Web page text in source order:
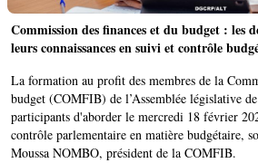
Commission des finances et du budget : les
leurs connaissances en suivi et contrôle
La formation au profit des membres de la
budget (COMFIB) de l’Assemblée législative
participants d'aborder le mercredi 18 février
contrôle parlementaire en matière budgétaire,
Moussa NOMBO, président de la COMFIB.